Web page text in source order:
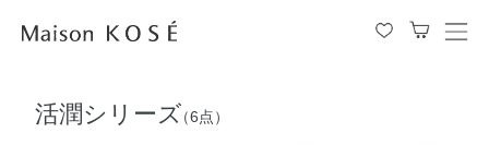
メ
活潤シリーズ（6点）